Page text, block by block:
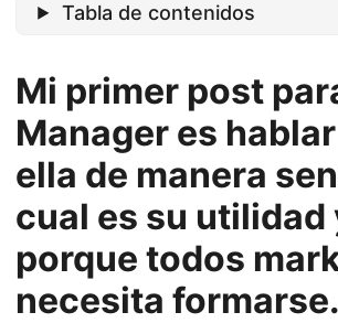
Tabla de contenidos
Mi primer post
Manager es
ella de manera
cual es su utilidad
porque todos
necesita formarse.